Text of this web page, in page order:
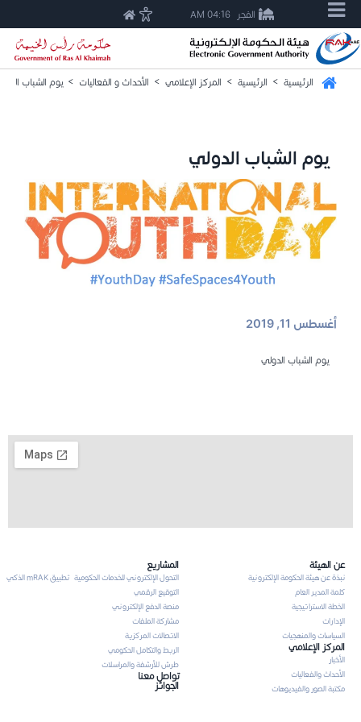
الفجر 04:16 AM
الرئيسية > الرئيسية > المركز الإعلامي > الأحداث و الفعاليات > يوم الشباب
يوم الشباب الدولي
أغسطس 11, 2019
يوم الشباب الدولي
عن الهيئة
نبذة عن هيئة الحكومة الإلكترونية
كلمة المدير العام
الخطة الاستراتيجية
الإدارات
السياسات والمنهجيات
المركز الإعلامي
الأخبار
الأحداث والفعاليات
مكتبة الصور والفيديوهات
المشاريع
التحول الإلكتروني للخدمات الحكومية تطبيق mRAK الذكي
التوقيع الرقمي
منصة الدفع الإلكتروني
مشاركة الملفات
الاتصالات المركزية
الربط والتكامل الحكومي
طرش للأرشفة والمراسلات
تواصل معنا
الجوائز